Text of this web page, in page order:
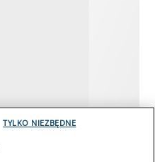
TYLKO NIEZBĘDNE